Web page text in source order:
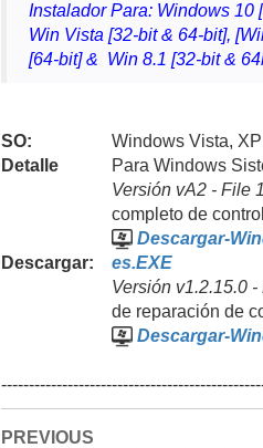
Instalador Para: Windows 10
Win Vista [32-bit & 64-bit],
[64-bit] & Win 8.1 [32-bit &
SO: Windows Vista,
Detalle
Para Windows
Descargar:
Versión vA2 - File
completo de
Descargar-
es.EXE
Versión v1.2.15.0
de reparación de
Descargar-
PREVIOUS